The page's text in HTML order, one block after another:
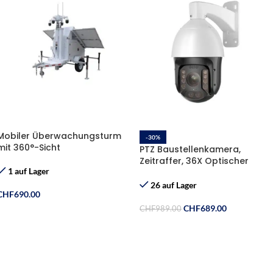
Überwachungsturm
360°-Sicht
1 auf Lager
690.00
-30%
PTZ Baustellenkamera,
Zeitraffer, 36X Optischer
Wasserdicht, Infrarot-
26 auf Lager
CHF989.00 CHF689.00